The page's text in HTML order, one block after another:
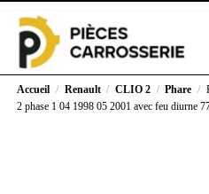
Accueil Renault CLIO 2 Phare
2 phase 1 04 1998 05 2001 avec feu diurne